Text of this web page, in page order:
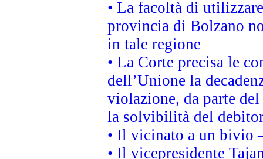
• La facoltà di
provincia di Bolzano
in tale regione
• La Corte precisa le
dell’Unione la
violazione, da parte
la solvibilità del
• Il vicinato a un bivio
• Il vicepresidente